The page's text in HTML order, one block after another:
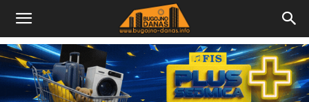
Bugojno
Danas